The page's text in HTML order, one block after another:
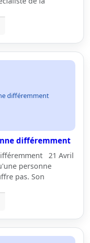
différemment
différemment
21 Avril
personne
pas. Son